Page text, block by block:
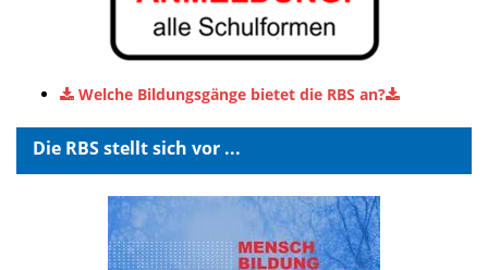
Welche Bildungsgänge bietet die RBS an?
Die RBS stellt sich vor ...